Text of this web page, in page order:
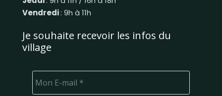
Vendredi: 9h à 11h
Je souhaite recevoir les infos du
village